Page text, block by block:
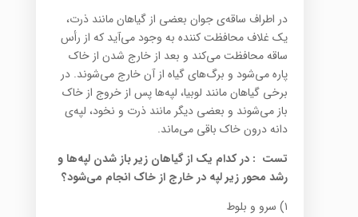
در اطراف ساقه‌ی جوان بعضی از گیاهان مانند ذرت،
یک غلاف محافظت کننده به وجود می‌آید که از رأس
ساقه محافظت می‌کند و بعد از خارج شدن از خاک
پاره می‌شود و برگ‌ها‌ی گیاه از آن خارج می‌شوند. در
برخی گیاهان مانند لوبیا، لپه‌ها پس از خروج از خاک
باز می‌شوند و بعضی دیگر مانند ذرت و نخود، لپه‌ی
دانه درون خاک باقی می‌ماند.
تست : در کدام یک از گیاهان زیر باز شدن لپه‌‌ها و
رشد محور زیر لپه در خارج از خاک انجام می‌شود؟
۱) سرو و بلوط